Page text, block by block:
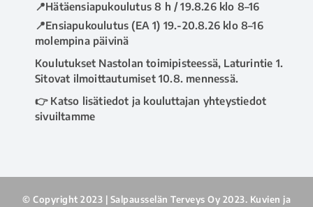
📍Hätäensiapukoulutus 8 h / 19.8.26 klo 8–16
📍Ensiapukoulutus (EA 1) 19.-20.8.26 klo 8–16
molempina päivinä
Koulutukset Nastolan toimipisteessä, Laturintie 1.
Sitovat ilmoittautumiset 10.8. mennessä.
👉 Katso lisätiedot ja kouluttajan yhteystiedot
sivuiltamme
#salpausselänterveys #terveyspalvelut #lahti
© Copyright 2023 | Salpausselän Terveys Oy 2023. Kuvien ja